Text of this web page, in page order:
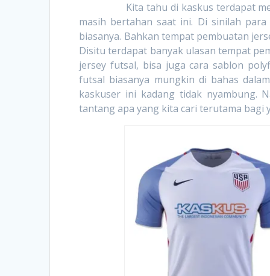
Kita tahu di kaskus terdapat menu
masih bertahan saat ini. Di sinilah
biasanya. Bahkan tempat pembuatan
Disitu terdapat banyak ulasan tempat
jersey futsal, bisa juga cara sablon
futsal biasanya mungkin di bahas
kaskuser ini kadang tidak nyambung.
tantang apa yang kita cari terutama bagi